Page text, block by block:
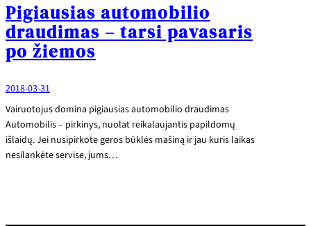
Pigiausias automobilio
draudimas – tarsi pavasaris
po žiemos
2018-03-31
Vairuotojus domina pigiausias automobilio draudimas
Automobilis – pirkinys, nuolat reikalaujantis papildomų
išlaidų. Jei nusipirkote geros būklės mašiną ir jau kuris laikas
nesilankėte servise, jums…